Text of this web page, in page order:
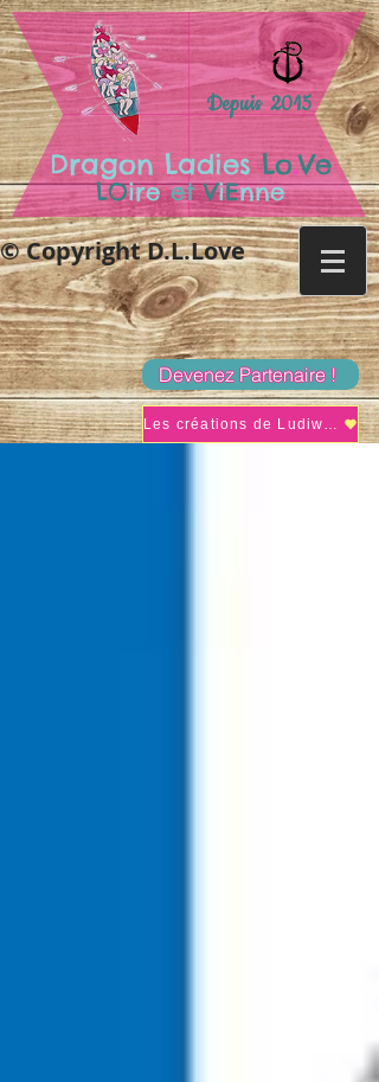
Dragon Ladies Lo.Ve
LOire et ViEnne
Depuis 2015
© Copyright D.L.Love
Devenez Partenaire !
Les créations de Ludiwine